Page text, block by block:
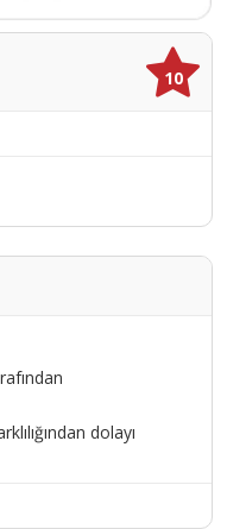
10
dolayı